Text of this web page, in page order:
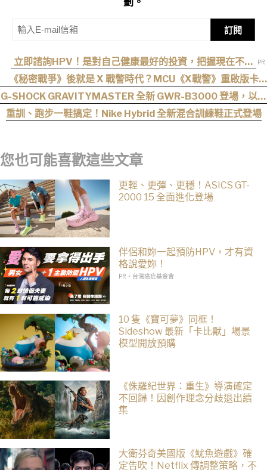
訂閱
立即諮詢HPV！是對自己健康最好的投資，把握現在不嫌
晚！
《秘密戰爭》後就是 X 戰警時代？MCU《X戰警》重啟版卡
司、上映時間與最新爆料整理
G-SHOCK GRAVITYMASTER 全新 GWR-B3000 登場，以超
音速噴射機為靈感！
重訓、跑步一鞋搞定！Nike Hybrid 全新混合訓練鞋正式登場
您也可能喜歡這些文章
更輕、更彈、更穩！ASICS GT-
2000 15 全面進化登場
伴侶和妳一起預防HPV，才有資
格說愛妳！
PR・台灣癌症基金會
10 隻《寶可夢》同框！
Sideshow 最新「卡比獸」場景
模型開放預購
《侏羅紀世界：重生》導演確定
不回歸！因創作理念分歧退出續
集
大衛芬奇美國版《魷魚遊戲》確
定告吹！Netflix 傳調整策略，不